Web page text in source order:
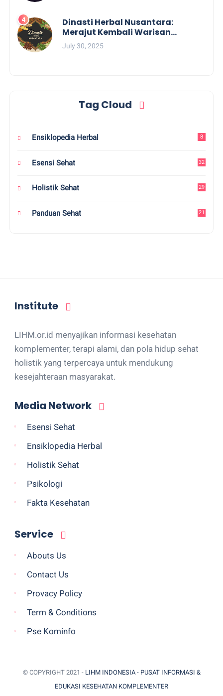
Dinasti Herbal Nusantara:
Merajut Kembali Warisan
Pengobatan Tradisional
July 30, 2025
Tag Cloud
Ensiklopedia Herbal 8
Esensi Sehat 32
Holistik Sehat 29
Panduan Sehat 21
Institute
LIHM.or.id menyajikan informasi kesehatan
komplementer, terapi alami, dan pola hidup sehat
holistik yang terpercaya untuk mendukung
kesejahteraan masyarakat.
Media Network
Esensi Sehat
Ensiklopedia Herbal
Holistik Sehat
Psikologi
Fakta Kesehatan
Service
Abouts Us
Contact Us
Provacy Policy
Term & Conditions
Pse Kominfo
© COPYRIGHT 2021 - LIHM INDONESIA - PUSAT INFORMASI &
EDUKASI KESEHATAN KOMPLEMENTER